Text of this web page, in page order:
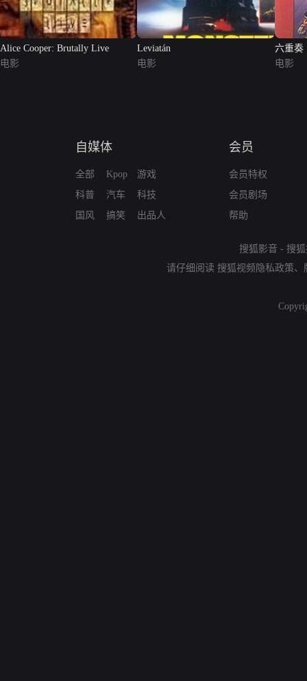
Alice Cooper: Brutally Live
电影
Leviatán
电影
六重奏
电影
自媒体
全部
科普
国风
Kpop
汽车
搞笑
游戏
科技
出品人
会员
会员特权
会员剧场
帮助
搜狐影音 - 搜
请仔细阅读 搜狐视频隐私政策、